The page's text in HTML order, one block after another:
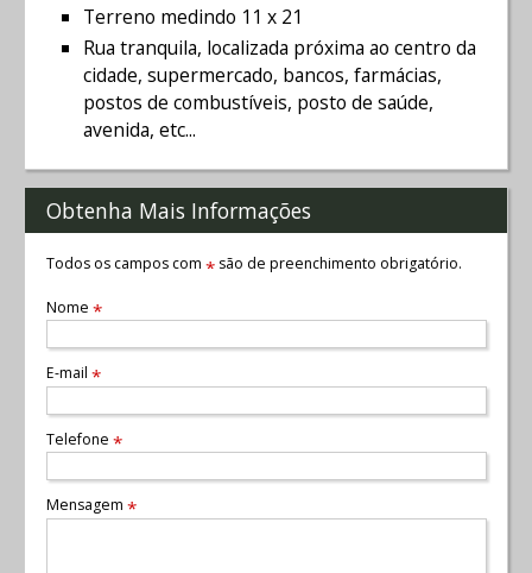
Terreno medindo 11 x 21
Rua tranquila, localizada próxima ao centro da
cidade, supermercado, bancos, farmácias,
postos de combustíveis, posto de saúde,
avenida, etc...
Obtenha Mais Informações
Todos os campos com *são de preenchimento obrigatório.
Nome *
E-mail *
Telefone *
Mensagem *